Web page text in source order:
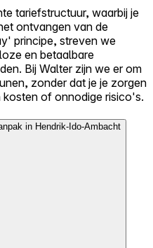
tariefstructuur, waarbij je
ontvangen van de
principe, streven we
en betaalbare
Bij Walter zijn we er om
zonder dat je je zorgen
of onnodige risico's.
in Hendrik-Ido-Ambacht